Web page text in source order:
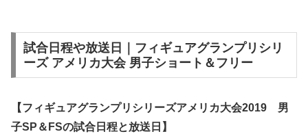
試合日程や放送日｜フィギュアグランプリシリ
ーズ アメリカ大会 男子ショート＆フリー
【フィギュアグランプリシリーズアメリカ大会2019 男
子SP＆FSの試合日程と放送日】